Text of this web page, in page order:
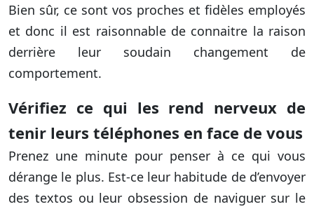
Bien sûr, ce sont vos proches et fidèles employés
et donc il est raisonnable de connaitre la raison
derrière leur soudain changement de
comportement.
Vérifiez ce qui les rend nerveux de
tenir leurs téléphones en face de vous
Prenez une minute pour penser à ce qui vous
dérange le plus. Est-ce leur habitude de d’envoyer
des textos ou leur obsession de naviguer sur le